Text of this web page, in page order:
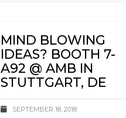
MIND BLOWING
IDEAS? BOOTH 7-
A92 @ AMB IN
STUTTGART, DE